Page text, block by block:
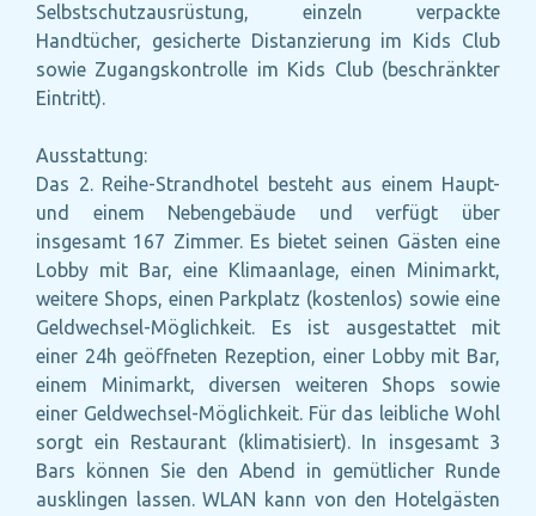
Selbstschutzausrüstung, einzeln verpackte
Handtücher, gesicherte Distanzierung im Kids Club
sowie Zugangskontrolle im Kids Club (beschränkter
Eintritt).
Ausstattung:
Das 2. Reihe-Strandhotel besteht aus einem Haupt-
und einem Nebengebäude und verfügt über
insgesamt 167 Zimmer. Es bietet seinen Gästen eine
Lobby mit Bar, eine Klimaanlage, einen Minimarkt,
weitere Shops, einen Parkplatz (kostenlos) sowie eine
Geldwechsel-Möglichkeit. Es ist ausgestattet mit
einer 24h geöffneten Rezeption, einer Lobby mit Bar,
einem Minimarkt, diversen weiteren Shops sowie
einer Geldwechsel-Möglichkeit. Für das leibliche Wohl
sorgt ein Restaurant (klimatisiert). In insgesamt 3
Bars können Sie den Abend in gemütlicher Runde
ausklingen lassen. WLAN kann von den Hotelgästen